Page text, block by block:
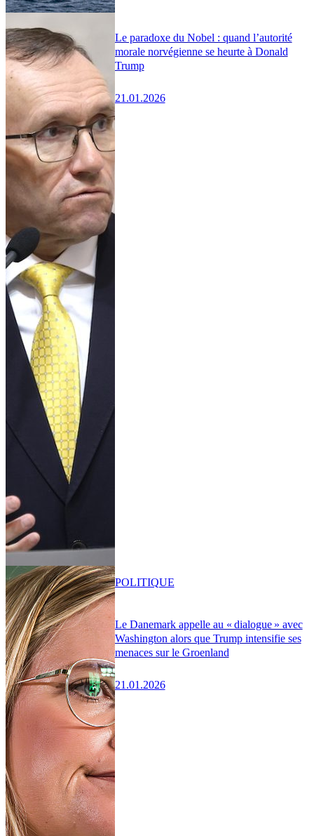
Le paradoxe du Nobel : quand l’autorité
morale norvégienne se heurte à Donald
Trump
21.01.2026
Le Danemark appelle au « dialogue » avec
Washington alors que Trump intensifie ses
menaces sur le Groenland
21.01.2026
POLITIQUE